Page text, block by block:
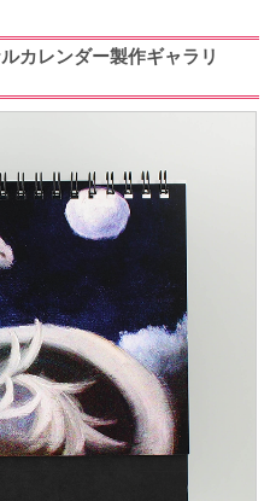
カレンダー製作ギャラリ